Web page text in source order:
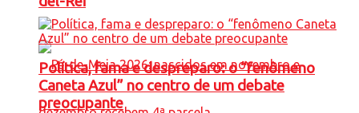
Política, fama e despreparo: o “fenômeno
Caneta Azul” no centro de um debate
preocupante